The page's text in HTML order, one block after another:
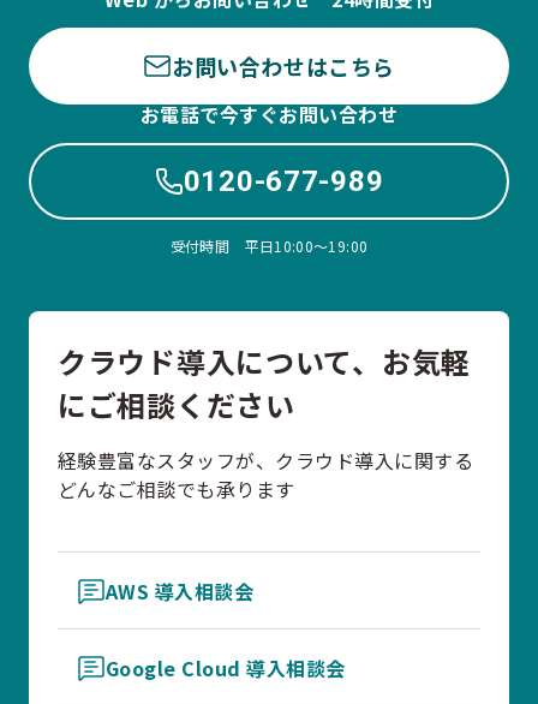
お問い合わせはこちら
お電話で今すぐお問い合わせ
0120-677-989
受付時間 平日10:00〜19:00
クラウド導入について、お気軽
にご相談ください
経験豊富なスタッフが、クラウド導入に関する
どんなご相談でも承ります
AWS 導入相談会
Google Cloud 導入相談会